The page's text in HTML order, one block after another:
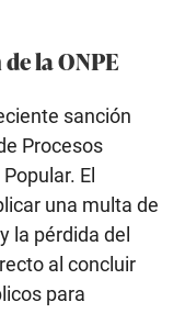
la ONPE
sanción
Procesos
El
una multa de
la pérdida del
al concluir
para